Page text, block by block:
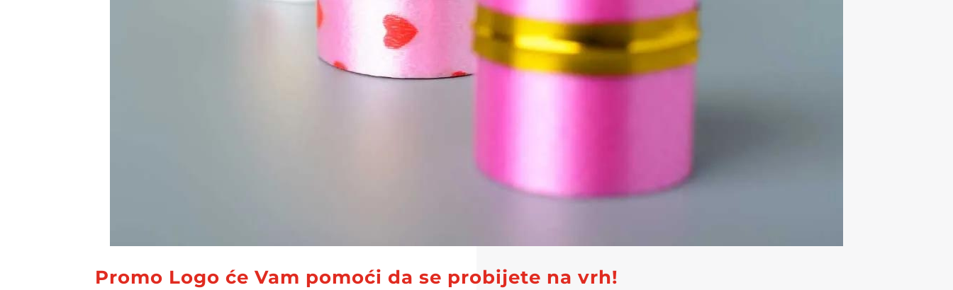
Promo Logo će Vam pomoći da se probijete na vrh!